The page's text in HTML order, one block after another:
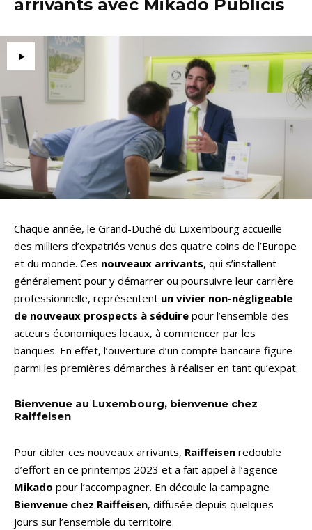
arrivants avec Mikado Publicis
Chaque année, le Grand-Duché du Luxembourg accueille
des milliers d’expatriés venus des quatre coins de l’Europe
et du monde. Ces nouveaux arrivants, qui s’installent
généralement pour y démarrer ou poursuivre leur carrière
professionnelle, représentent un vivier non-négligeable
de nouveaux prospects à séduire pour l’ensemble des
acteurs économiques locaux, à commencer par les
banques. En effet, l’ouverture d’un compte bancaire figure
parmi les premières démarches à réaliser en tant qu’expat.
Bienvenue au Luxembourg, bienvenue chez
Raiffeisen
Pour cibler ces nouveaux arrivants, Raiffeisen redouble
d’effort en ce printemps 2023 et a fait appel à l’agence
Mikado pour l’accompagner. En découle la campagne
Bienvenue chez Raiffeisen, diffusée depuis quelques
jours sur l’ensemble du territoire.